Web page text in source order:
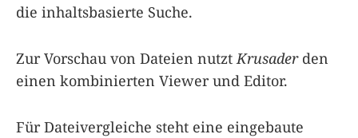
die inhaltsbasierte Suche.
Zur Vorschau von Dateien nutzt Krusaderden
einen kombinierten Viewer und Editor.
Für Dateivergleiche steht eine eingebaute